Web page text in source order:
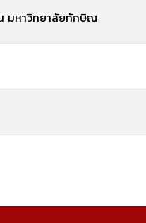
มหาวิทยาลัยทักษิณ